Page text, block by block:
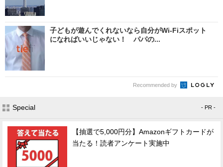
子どもが遊んでくれないなら自分がWi-Fiスポット
になればいいじゃない！ パパの...
Recommended by
Special - PR -
【抽選で5,000円分】Amazonギフトカードが
当たる！読者アンケート実施中